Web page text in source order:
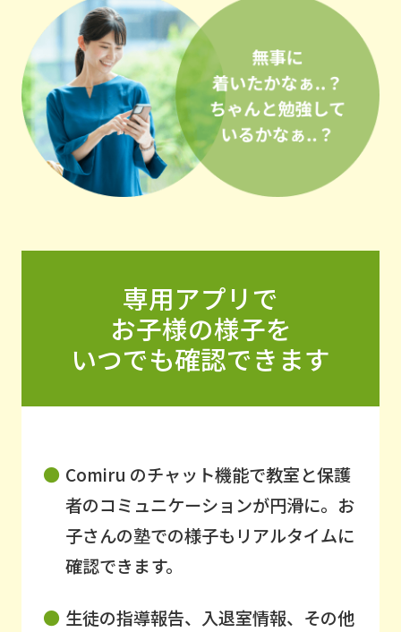
専用アプリで
お子様の様子を
いつでも確認できます
Comiru のチャット機能で教室と保護
者のコミュニケーションが円滑に。お
子さんの塾での様子もリアルタイムに
確認できます。
生徒の指導報告、入退室情報、その他